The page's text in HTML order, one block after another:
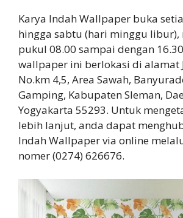
Karya Indah Wallpaper buka
hingga sabtu (hari minggu
pukul 08.00 sampai dengan
wallpaper ini berlokasi di alamat
No.km 4,5, Area Sawah,
Gamping, Kabupaten Sleman,
Yogyakarta 55293. Untuk
lebih lanjut, anda dapat
Indah Wallpaper via online
nomer (0274) 626676.